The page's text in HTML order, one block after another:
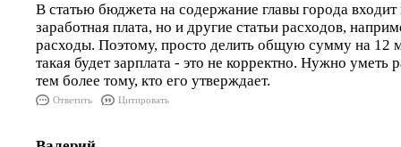
В статью бюджета на содержание главы города входит
заработная плата, но и другие статьи расходов,
расходы. Поэтому, просто делить общую сумму на 12
такая будет зарплата - это не корректно. Нужно уметь
тем более тому, кто его утверждает.
Ответить Цитировать